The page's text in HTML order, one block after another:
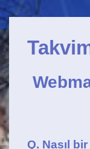
↓
Ana
İçeriğe
Geç
Ana
Navigasyon
Q. Nasıl